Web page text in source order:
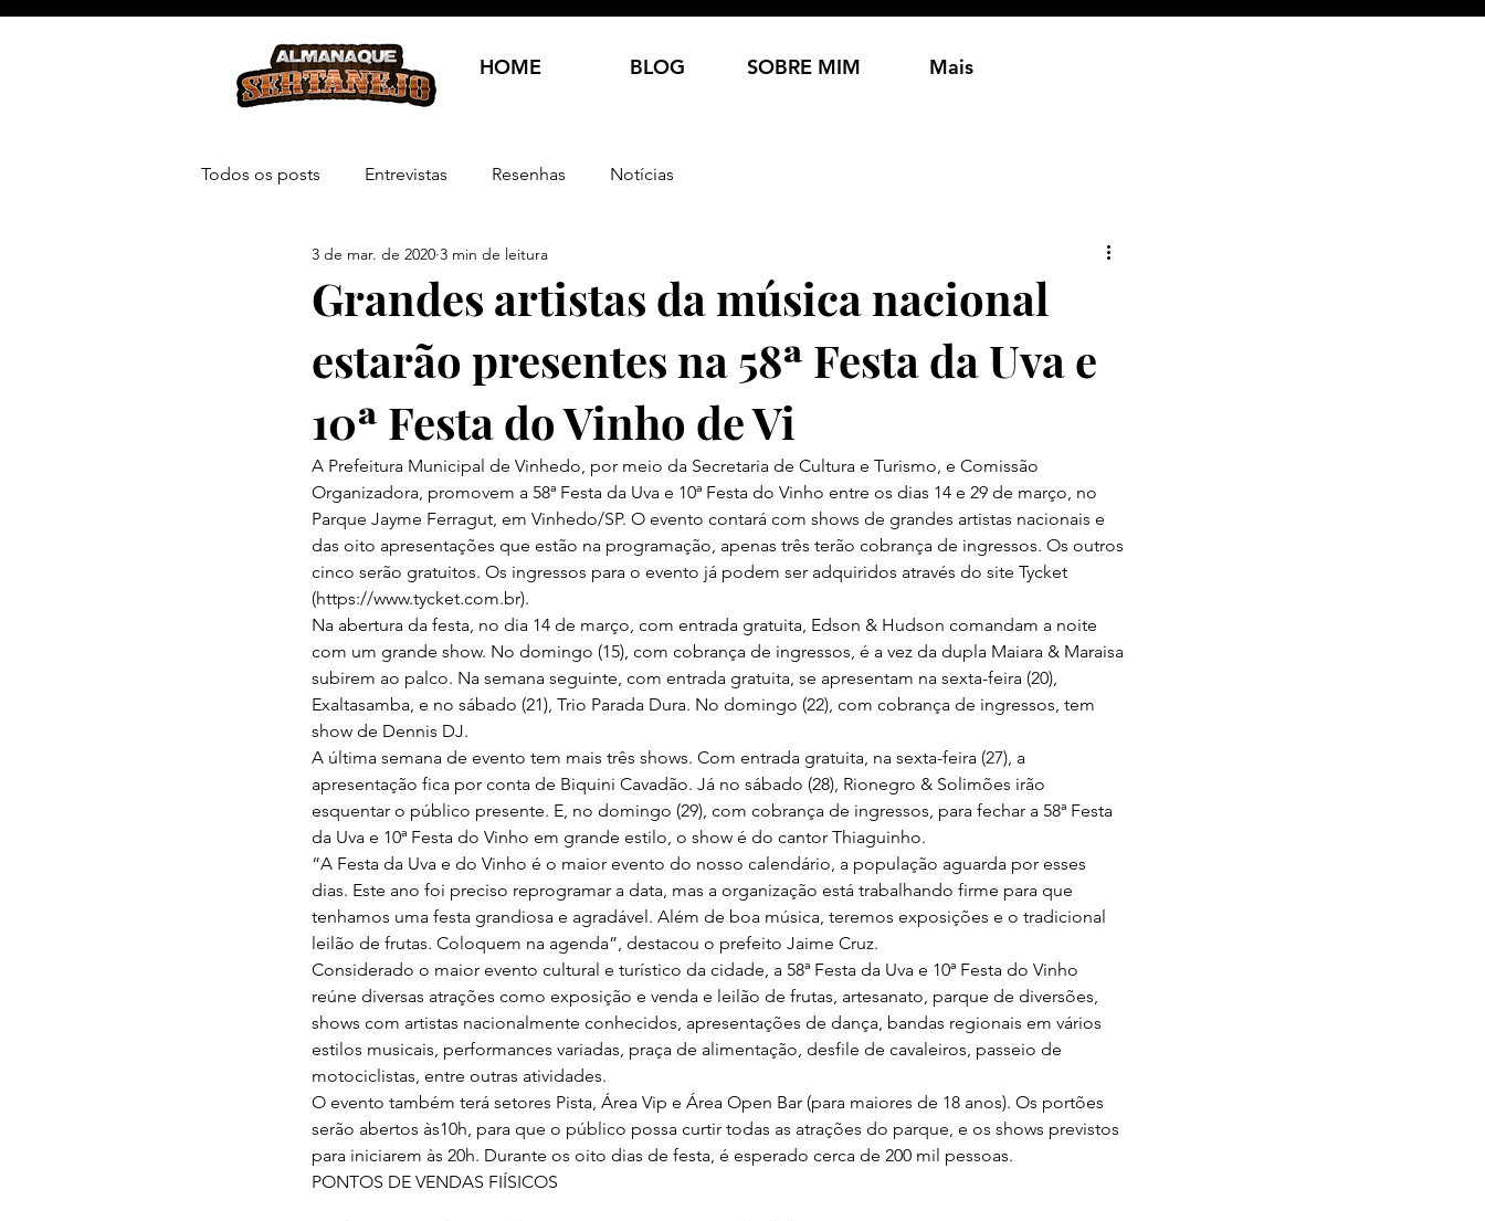
HOME BLOG SOBRE MIM Mais
Todos os posts Entrevistas Resenhas Notícias
Grandes artistas da música nacional
estarão presentes na 58ª Festa da Uva e
10ª Festa do Vinho de Vi
3 de mar. de 2020 3 min de leitura
A Prefeitura Municipal de Vinhedo, por meio da Secretaria de Cultura e Turismo, e Comissão
Organizadora, promovem a 58ª Festa da Uva e 10ª Festa do Vinho entre os dias 14 e 29 de março, no
Parque Jayme Ferragut, em Vinhedo/SP. O evento contará com shows de grandes artistas nacionais e
das oito apresentações que estão na programação, apenas três terão cobrança de ingressos. Os outros
cinco serão gratuitos. Os ingressos para o evento já podem ser adquiridos através do site Tycket
(https://www.tycket.com.br).
Na abertura da festa, no dia 14 de março, com entrada gratuita, Edson & Hudson comandam a noite
com um grande show. No domingo (15), com cobrança de ingressos, é a vez da dupla Maiara & Maraisa
subirem ao palco. Na semana seguinte, com entrada gratuita, se apresentam na sexta-feira (20),
Exaltasamba, e no sábado (21), Trio Parada Dura. No domingo (22), com cobrança de ingressos, tem
show de Dennis DJ.
A última semana de evento tem mais três shows. Com entrada gratuita, na sexta-feira (27), a
apresentação fica por conta de Biquini Cavadão. Já no sábado (28), Rionegro & Solimões irão
esquentar o público presente. E, no domingo (29), com cobrança de ingressos, para fechar a 58ª Festa
da Uva e 10ª Festa do Vinho em grande estilo, o show é do cantor Thiaguinho.
“A Festa da Uva e do Vinho é o maior evento do nosso calendário, a população aguarda por esses
dias. Este ano foi preciso reprogramar a data, mas a organização está trabalhando firme para que
tenhamos uma festa grandiosa e agradável. Além de boa música, teremos exposições e o tradicional
leilão de frutas. Coloquem na agenda”, destacou o prefeito Jaime Cruz.
Considerado o maior evento cultural e turístico da cidade, a 58ª Festa da Uva e 10ª Festa do Vinho
reúne diversas atrações como exposição e venda e leilão de frutas, artesanato, parque de diversões,
shows com artistas nacionalmente conhecidos, apresentações de dança, bandas regionais em vários
estilos musicais, performances variadas, praça de alimentação, desfile de cavaleiros, passeio de
motociclistas, entre outras atividades.
O evento também terá setores Pista, Área Vip e Área Open Bar (para maiores de 18 anos). Os portões
serão abertos às10h, para que o público possa curtir todas as atrações do parque, e os shows previstos
para iniciarem às 20h. Durante os oito dias de festa, é esperado cerca de 200 mil pessoas.
PONTOS DE VENDAS FIÍSICOS